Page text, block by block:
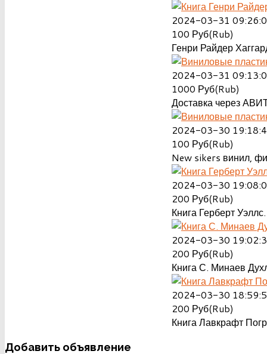
2024-03-31
100 Руб(Rub)
Генри Райдер
2024-03-31
1000 Руб(Rub)
Доставка через
2024-03-30
100 Руб(Rub)
New sikers винил,
2024-03-30
200 Руб(Rub)
Книга Герберт
2024-03-30
200 Руб(Rub)
Книга С. Минаев
2024-03-30
200 Руб(Rub)
Книга Лавкрафт
Добавить объявление